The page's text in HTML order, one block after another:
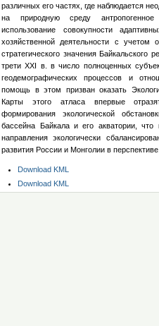
различных его частях, где наблюдается
на природную среду антропогенное
использование совокупности
хозяйственной деятельности с учетом
стратегического значения
трети XXI в. в число полноценных
геодемографических процессов и
помощь в этом призван оказать
Карты этого атласа впервые
формирования экологической
бассейна Байкала и его акватории, что
направления экологически
развития России и Монголии в перспективе.
Операции
документом
Download KML
Операции
с
Download KML